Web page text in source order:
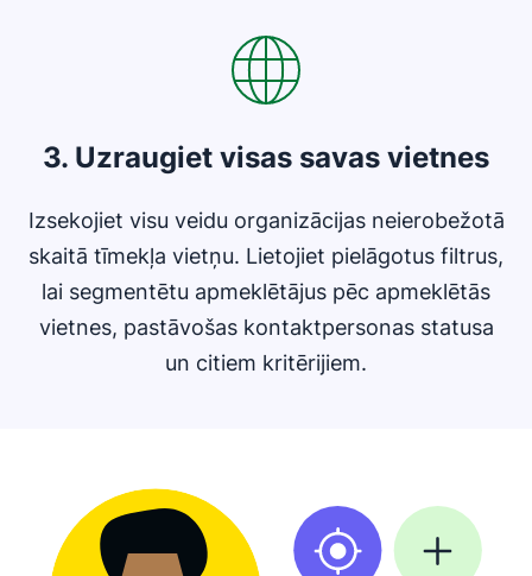
3. Uzraugiet visas savas vietnes
Izsekojiet visu veidu organizācijas neierobežotā
skaitā tīmekļa vietņu. Lietojiet pielāgotus filtrus,
lai segmentētu apmeklētājus pēc apmeklētās
vietnes, pastāvošas kontaktpersonas statusa
un citiem kritērijiem.